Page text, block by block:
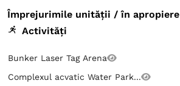
Împrejurimile unității / în apropiere
Activități
Bunker Laser Tag Arena
Complexul acvatic Water Park...